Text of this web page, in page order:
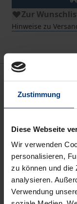
Zustimmung
Diese Webseite
Wir verwenden
personalisieren,
zu können und die
analysieren.
Verwendung
Zur
Hinweise zu
Beschreibung
Ein Mensch hat
der namenlose
Name sei
Diskussionen
genau dieser